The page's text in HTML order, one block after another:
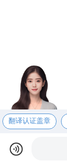
翻译认证盖章